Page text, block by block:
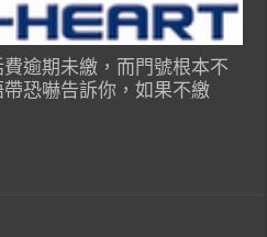
逾期未繳，而門號根本不
恐嚇告訴你，如果不繳